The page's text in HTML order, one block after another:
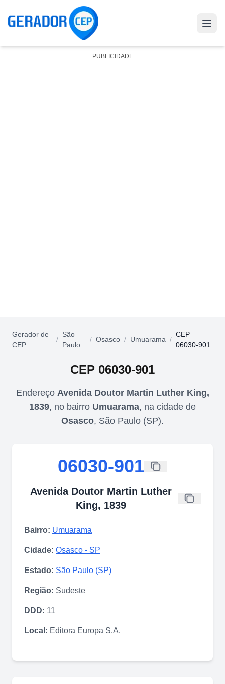
PUBLICIDADE
Gerador de
CEP
/
São
Paulo
/ Osasco / Umuarama /
CEP
06030-901
CEP 06030-901
Endereço Avenida Doutor Martin Luther King,
1839, no bairro Umuarama, na cidade de
Osasco, São Paulo (SP).
06030-901
Avenida Doutor Martin Luther
King, 1839
Bairro: Umuarama
Cidade: Osasco - SP
Estado: São Paulo (SP)
Região: Sudeste
DDD: 11
Local: Editora Europa S.A.